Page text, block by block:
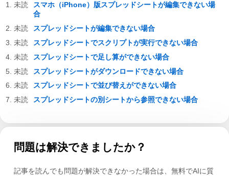
スマホ（iPhone）版スプレッドシートが編集できない場
合
スプレッドシートが編集できない場合
スプレッドシートでスクリプトが実行できない場合
スプレッドシートで足し算ができない場合
スプレッドシートがダウンロードできない場合
スプレッドシートで並び替えができない場合
スプレッドシートの別シートから参照できない場合
問題は解決できましたか？
記事を読んでも問題が解決できなかった場合は、無料でAIに質